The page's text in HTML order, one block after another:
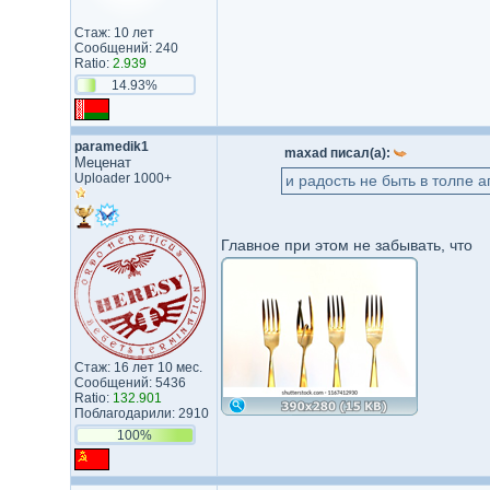
Стаж: 10 лет
Сообщений: 240
Ratio: 2.939
14.93%
paramedik1
Меценат
Uploader 1000+
Стаж: 16 лет 10 мес.
Сообщений: 5436
Ratio: 132.901
Поблагодарили: 2910
100%
maxad писал(а):
и радость не быть в толпе
Главное при этом не забывать, что